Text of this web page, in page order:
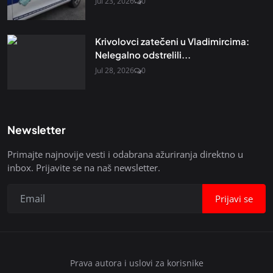
Krivolovci zatečeni u Vladimircima:
Nelegalno odstrelili...
Jul 28, 2026 0
Newsletter
Primajte najnovije vesti i odabrana ažuriranja direktno u
inbox. Prijavite se na naš newsletter.
Prijavi se
Prava autora i uslovi za korisnike